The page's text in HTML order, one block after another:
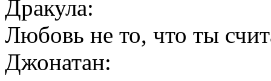
Дракула:
Любовь не то, что ты
Джонатан: